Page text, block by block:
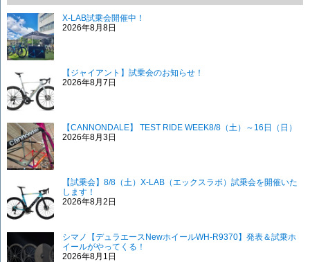
X-LAB試乗会開催中！
2026年8月8日
【ジャイアント】試乗会のお知らせ！
2026年8月7日
【CANNONDALE】 TEST RIDE WEEK8/8（土）～16日（日）
2026年8月3日
【試乗会】8/8（土）X-LAB（エックスラボ）試乗会を開催いた
します！
2026年8月2日
シマノ【デュラエースNewホイールWH-R9370】発表＆試乗ホ
イールがやってくる！
2026年8月1日